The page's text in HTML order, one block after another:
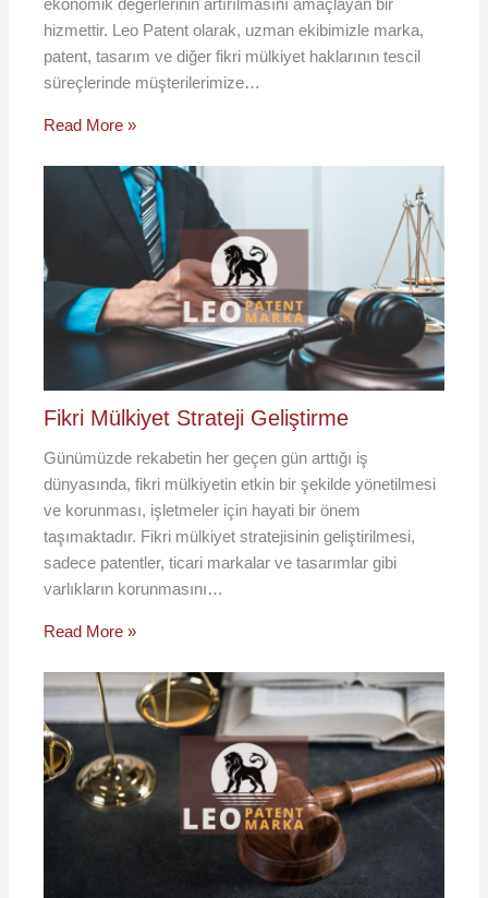
hizmettir. Leo Patent olarak, uzman ekibimizle marka,
patent, tasarım ve diğer fikri mülkiyet haklarının tescil
süreçlerinde müşterilerimize…
Read More »
Fikri Mülkiyet Strateji Geliştirme
Günümüzde rekabetin her geçen gün arttığı iş
dünyasında, fikri mülkiyetin etkin bir şekilde yönetilmesi
ve korunması, işletmeler için hayati bir önem
taşımaktadır. Fikri mülkiyet stratejisinin geliştirilmesi,
sadece patentler, ticari markalar ve tasarımlar gibi
varlıkların korunmasını…
Read More »